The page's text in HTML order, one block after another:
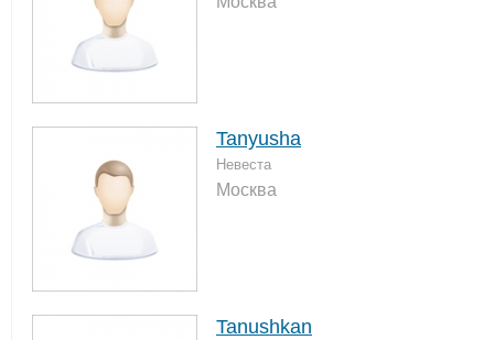
Tanyusha
Невеста
Москва
Tanushkan